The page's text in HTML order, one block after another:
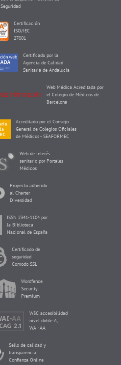
Seguridad
Certificación
ISO/IEC
27001
Certificado por la
Agencia de Calidad
Sanitaria de Andalucía
Web Médica Acreditada por
el Colegio de Médicos de
Barcelona
Acreditado por el Consejo
General de Colegios Oficiales
de Médicos - SEAFORMEC
Web de interés
sanitario por Portales
Médicos
Proyecto adherido
al Charter
Diversidad
ISSN 2341-1104 por
la Biblioteca
Nacional de España
Certificado de
seguridad
Comodo SSL
Wordfence
Security
Premium
W3C accesibilidad
nivel doble A,
WAI-AA
Sello de calidad y
transparencia
Confianza Online